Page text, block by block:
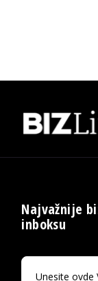
Najvažnije
inboksu